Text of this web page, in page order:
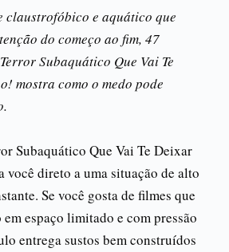
claustrofóbico e aquático que
do começo ao fim, 47
Subaquático Que Vai Te
mostra como o medo pode
Subaquático Que Vai Te Deixar
você direto a uma situação de alto
Se você gosta de filmes que
espaço limitado e com pressão
entrega sustos bem construídos